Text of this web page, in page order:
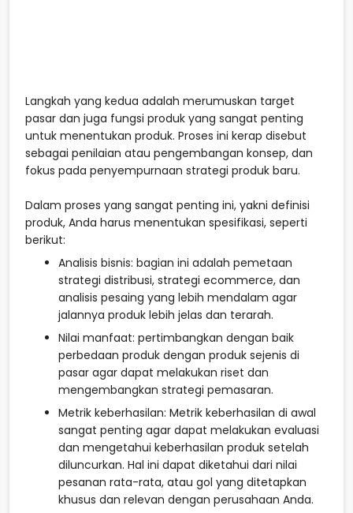
Langkah yang kedua adalah merumuskan target
pasar dan juga fungsi produk yang sangat penting
untuk menentukan produk. Proses ini kerap disebut
sebagai penilaian atau pengembangan konsep, dan
fokus pada penyempurnaan strategi produk baru.
Dalam proses yang sangat penting ini, yakni definisi
produk, Anda harus menentukan spesifikasi, seperti
berikut:
Analisis bisnis: bagian ini adalah pemetaan
strategi distribusi, strategi ecommerce, dan
analisis pesaing yang lebih mendalam agar
jalannya produk lebih jelas dan terarah.
Nilai manfaat: pertimbangkan dengan baik
perbedaan produk dengan produk sejenis di
pasar agar dapat melakukan riset dan
mengembangkan strategi pemasaran.
Metrik keberhasilan: Metrik keberhasilan di awal
sangat penting agar dapat melakukan evaluasi
dan mengetahui keberhasilan produk setelah
diluncurkan. Hal ini dapat diketahui dari nilai
pesanan rata-rata, atau gol yang ditetapkan
khusus dan relevan dengan perusahaan Anda.